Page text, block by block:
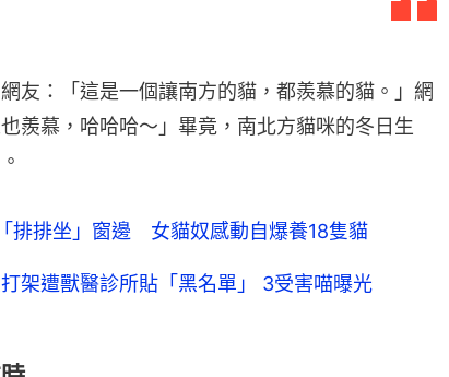
還冷，貓咪在室內冷得踩着自己尾巴取暖，抱着